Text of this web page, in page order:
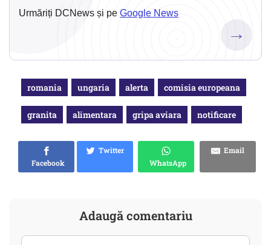
Urmăriți DCNews și pe Google News
→
romania ungaria alerta comisia europeana
granita alimentara gripa aviara notificare
Facebook
Twitter
WhatsApp
Email
Adaugă comentariu